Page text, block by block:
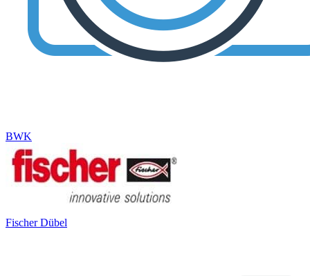
BWK
Fischer Dübel